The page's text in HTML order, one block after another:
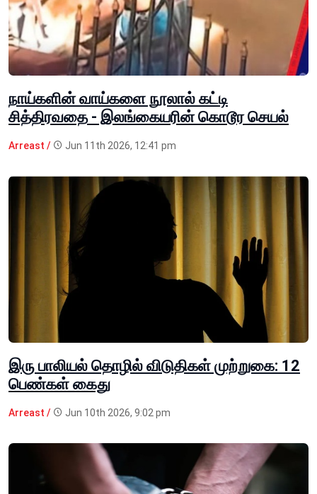
நாய்களின் வாய்களை நூலால் கட்டி
சித்திரவதை - இலங்கையரின் கொடூர செயல்
Arreast / Jun 11th 2026, 12:41 pm
இரு பாலியல் தொழில் விடுதிகள் முற்றுகை: 12
பெண்கள் கைது
Arreast / Jun 10th 2026, 9:02 pm